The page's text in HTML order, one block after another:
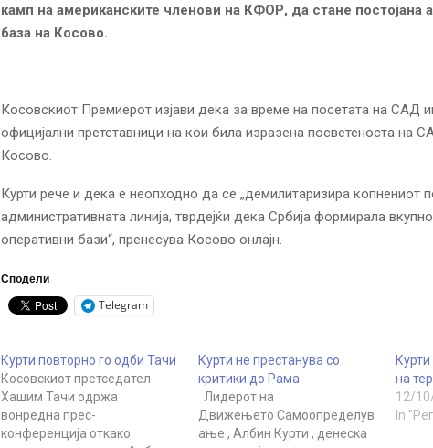
камп на американските членови на КФОР, да стане постојана
база на Косово.
Косовскиот Премиерот изјави дека за време на посетата на САД
официјални претставници на кои била изразена посветеноста на
Косово.
Курти рече и дека е неопходно да се „демилитаризира копнениот
административната линија, тврдејќи дека Србија формирала
оперативни бази“, пренесува Косово онлајн.
Сподели
Telegram
Курти повторно го одби Тачи
Косовскиот претседател
Хашим Тачи одржа
вонредна прес-
конференција откако
Курти не престанува со
критики до Рама
Лидерот на
Движењето Самоопределув
ање , Албин Курти , денеска
на
12/
In